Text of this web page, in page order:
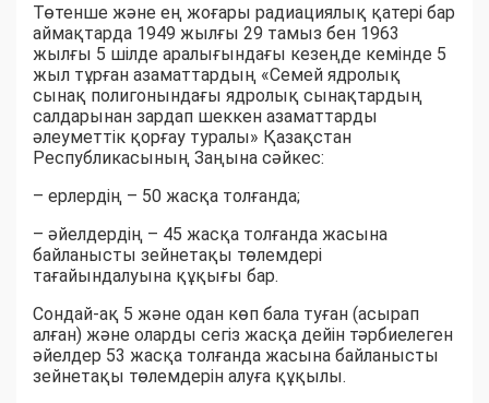
Төтенше және ең жоғары радиациялық қатері бар
аймақтарда 1949 жылғы 29 тамыз бен 1963
жылғы 5 шілде аралығындағы кезеңде кемінде 5
жыл тұрған азаматтардың «Семей ядролық
сынақ полигонындағы ядролық сынақтардың
салдарынан зардап шеккен азаматтарды
әлеуметтік қорғау туралы» Қазақстан
Республикасының Заңына сәйкес:
– ерлердің – 50 жасқа толғанда;
– әйелдердің – 45 жасқа толғанда жасына
байланысты зейнетақы төлемдері
тағайындалуына құқығы бар.
Сондай-ақ 5 және одан көп бала туған (асырап
алған) және оларды сегіз жасқа дейін тәрбиелеген
әйелдер 53 жасқа толғанда жасына байланысты
зейнетақы төлемдерін алуға құқылы.